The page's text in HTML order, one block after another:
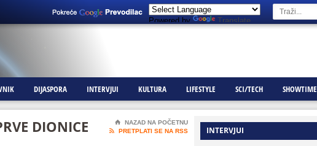
Powered by Translate
DIJASPORA INTERVJUI KULTURA LIFESTYLE SCI/TECH SHOWTIME
DIONICE
⌂
NAZAD NA POČETNU

PRETPLATI SE NA RSS INTERVJUI